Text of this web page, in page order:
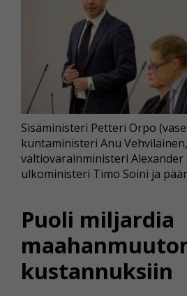
Puoli miljardia
kustannuksiin
Sisäministeri Petteri Orpo
kuntaministeri Anu Vehviläinen,
valtiovarainministeri Alexander
ulkoministeri Timo Soini ja